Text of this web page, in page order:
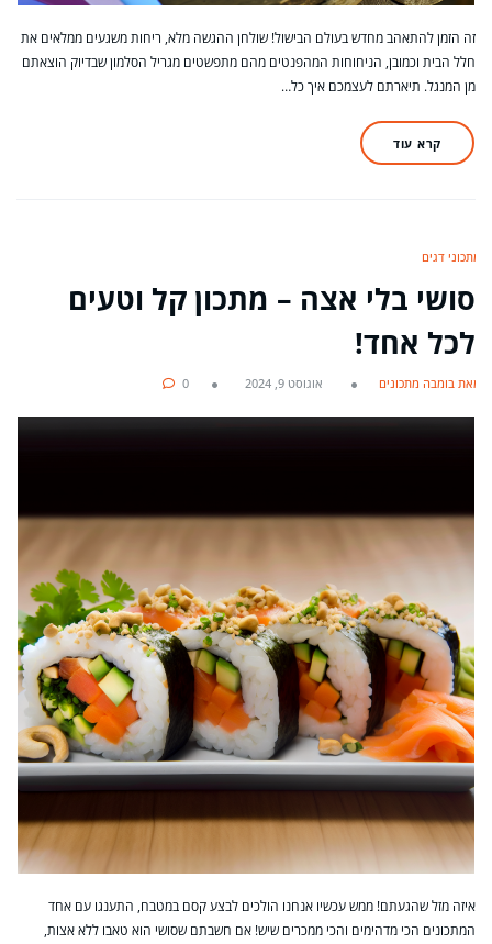
זה הזמן להתאהב מחדש בעולם הבישול! שולחן ההגשה מלא, ריחות משגעים ממלאים את
חלל הבית וכמובן, הניחוחות המהפנטים מהם מתפשטים מגריל הסלמון שבדיוק הוצאתם
מן המנגל. תיארתם לעצמכם איך כל…
קרא עוד
מתכוני דגים
סושי בלי אצה – מתכון קל וטעים
לכל אחד!
מאת בומבה מתכונים אוגוסט 9, 2024 0
איזה מזל שהגעתם! ממש עכשיו אנחנו הולכים לבצע קסם במטבח, התענגו עם אחד
המתכונים הכי מדהימים והכי ממכרים שיש! אם חשבתם שסושי הוא טאבו ללא אצות,